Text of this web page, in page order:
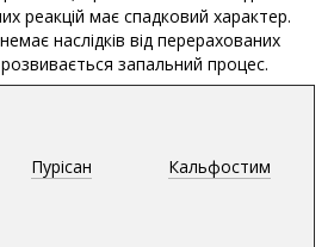
реакцій має спадковий характер.
наслідків від перерахованих
розвивається запальний процес.
Пурісан Кальфостим